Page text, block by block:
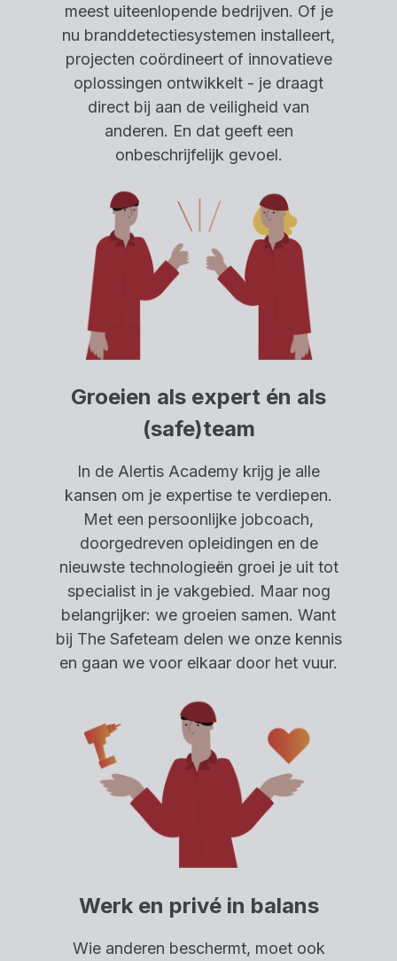
meest uiteenlopende bedrijven. Of je
nu branddetectiesystemen installeert,
projecten coördineert of innovatieve
oplossingen ontwikkelt - je draagt
direct bij aan de veiligheid van
anderen. En dat geeft een
onbeschrijfelijk gevoel.
Groeien als expert én als
(safe)team
In de Alertis Academy krijg je alle
kansen om je expertise te verdiepen.
Met een persoonlijke jobcoach,
doorgedreven opleidingen en de
nieuwste technologieën groei je uit tot
specialist in je vakgebied. Maar nog
belangrijker: we groeien samen. Want
bij The Safeteam delen we onze kennis
en gaan we voor elkaar door het vuur.
Werk en privé in balans
Wie anderen beschermt, moet ook